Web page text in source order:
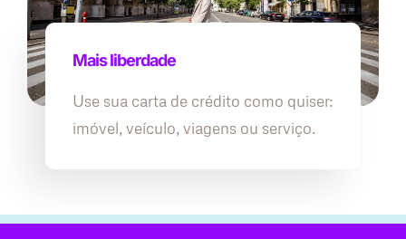
Mais liberdade
Use sua carta de crédito como quiser:
imóvel, veículo, viagens ou serviço.